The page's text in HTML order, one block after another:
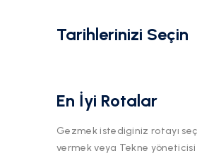
Tarihlerinizi Seçin
En İyi Rotalar
Gezmek istediginiz rotayı
vermek veya Tekne yöneticisi